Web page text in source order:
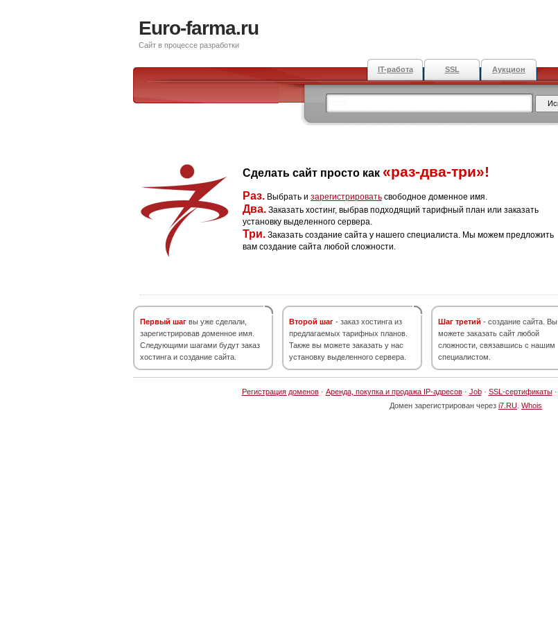
Euro-farma.ru
Сайт в процессе разработки
IT-работа SSL Аукцион
Сделать сайт просто как «раз-два-три»!
Раз. Выбрать и зарегистрировать свободное доменное имя.
Два. Заказать хостинг, выбрав подходящий тарифный план или заказать
установку выделенного сервера.
Три. Заказать создание сайта у нашего специалиста. Мы можем предложить
вам создание сайта любой сложности.
Первый шаг вы уже сделали,
зарегистрировав доменное имя.
Следующими шагами будут заказ
хостинга и создание сайта.
Второй шаг - заказ хостинга из
предлагаемых тарифных планов.
Также вы можете заказать у нас
установку выделенного сервера.
Шаг третий - создание сайта. Вы
можете заказать сайт любой
сложности, связавшись с нашим
специалистом.
Регистрация доменов· Аренда, покупка и продажа IP-адресов· Job· SSL-сертификаты·
Домен зарегистрирован через i7.RU Whois